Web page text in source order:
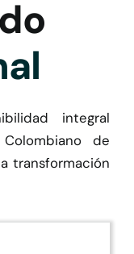
integral
de
transformación